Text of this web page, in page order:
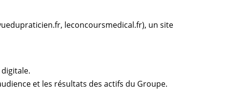
leconcoursmedical.fr), un site
et les résultats des actifs du Groupe.